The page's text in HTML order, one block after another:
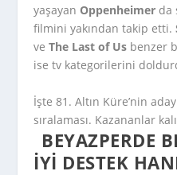
yaşayan Oppenheimer da
filmini yakından takip etti.
veThe Last of Us benzer
ise tv kategorilerini
İşte 81. Altın Küre’nin
sıralaması. Kazananlar
BEYAZPERDE
İYI DESTEK